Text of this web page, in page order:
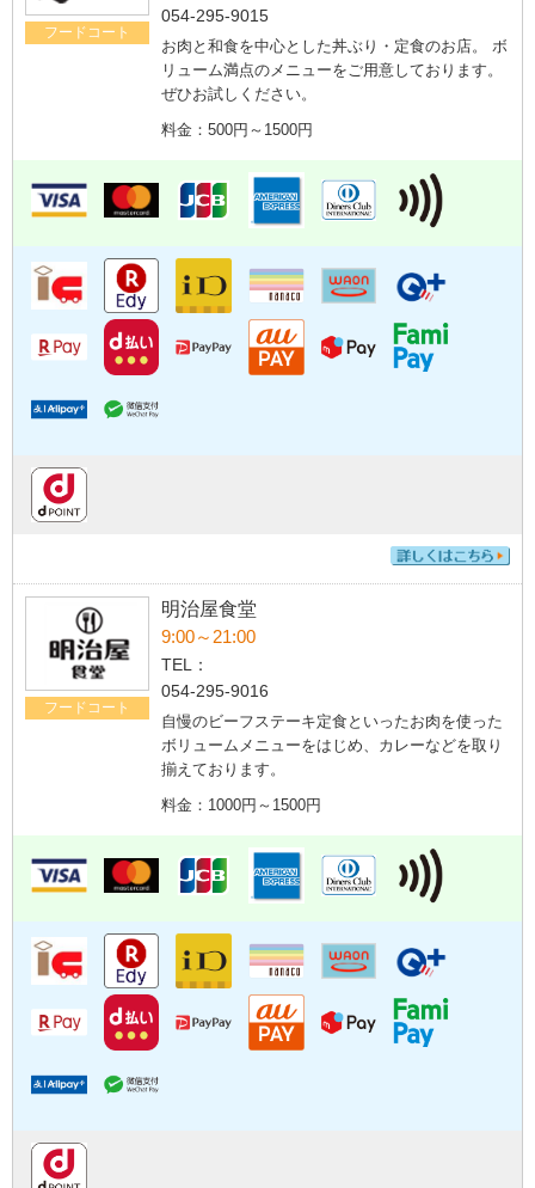
フードコート
054-295-9015
お肉と和食を中心とした丼ぶり・定食のお店。 ボ
リューム満点のメニューをご用意しております。
ぜひお試しください。
料金：500円～1500円
フードコート
明治屋食堂
9:00～21:00
TEL：
054-295-9016
自慢のビーフステーキ定食といったお肉を使った
ボリュームメニューをはじめ、カレーなどを取り
揃えております。
料金：1000円～1500円